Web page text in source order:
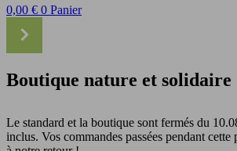
0,00 € 0 Panier
Boutique nature et solidaire
Le standard et la boutique sont fermés du
inclus. Vos commandes passées pendant cette